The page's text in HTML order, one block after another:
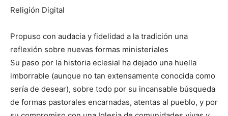
Religión Digital
Propuso con audacia y fidelidad a la tradición una
reflexión sobre nuevas formas ministeriales
Su paso por la historia eclesial ha dejado una huella
imborrable (aunque no tan extensamente conocida como
sería de desear), sobre todo por su incansable búsqueda
de formas pastorales encarnadas, atentas al pueblo, y por